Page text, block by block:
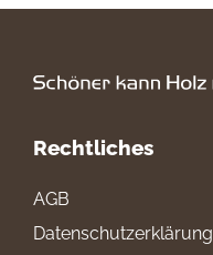
Rechtliches
AGB
Datenschutzerklärung